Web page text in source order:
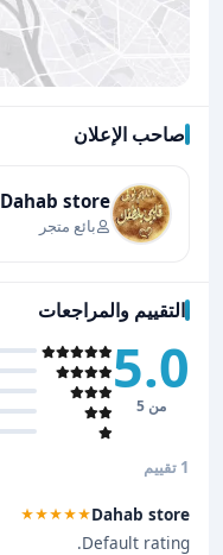
صاحب الإعلان
Dahab store
بائع متجر
التقييم والمراجعات
5.0
من 5
1 تقييم
Dahab store
★★★★★
Default rating.